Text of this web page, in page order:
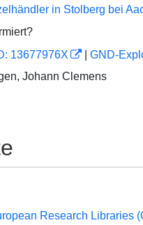
in Stolberg bei
13677976X GND-
Johann Clemens
Research Libraries